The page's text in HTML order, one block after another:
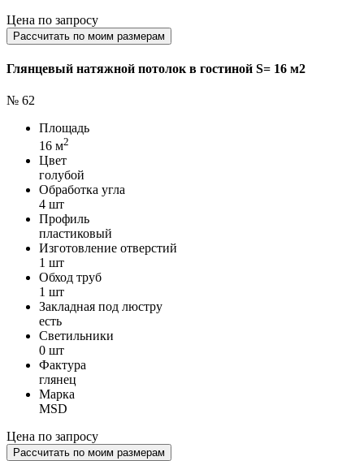
Цена по запросу
Рассчитать по моим размерам
Глянцевый натяжной потолок в гостиной S= 16 м2
№ 62
Площадь
16 м2
Цвет
голубой
Обработка угла
4 шт
Профиль
пластиковый
Изготовление отверстий
1 шт
Обход труб
1 шт
Закладная под люстру
есть
Светильники
0 шт
Фактура
глянец
Марка
MSD
Цена по запросу
Рассчитать по моим размерам